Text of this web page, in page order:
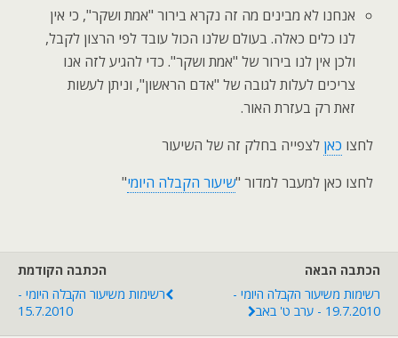
אנחנו לא מבינים מה זה נקרא בירור "אמת ושקר", כי אין
לנו כלים כאלה. בעולם שלנו הכול עובד לפי הרצון לקבל,
ולכן אין לנו בירור של "אמת ושקר". כדי להגיע לזה אנו
צריכים לעלות לגובה של "אדם הראשון", וניתן לעשות
זאת רק בעזרת האור.
לחצו כאן לצפייה בחלק זה של השיעור
לחצו כאן למעבר למדור "שיעור הקבלה היומי"
הכתבה הקודמת
רשימות משיעור הקבלה היומי -
15.7.2010
הכתבה הבאה
רשימות משיעור הקבלה היומי -
19.7.2010 - ערב ט' באב